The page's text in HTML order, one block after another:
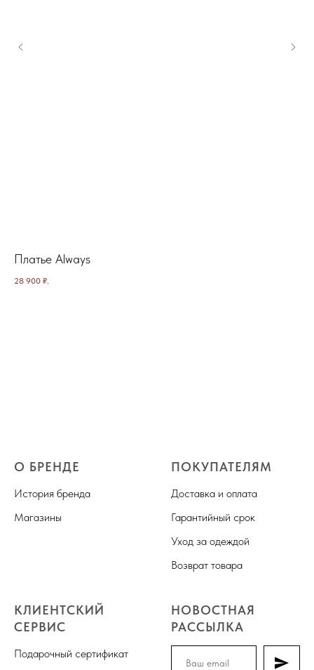
Платье Always
28 900 ₽.
О БРЕНДЕ
История бренда
Магазины
ПОКУПАТЕЛЯМ
Доставка и оплата
Гарантийный срок
Уход за одеждой
Возврат товара
КЛИЕНТСКИЙ
СЕРВИС
Подарочный сертификат
НОВОСТНАЯ
РАССЫЛКА